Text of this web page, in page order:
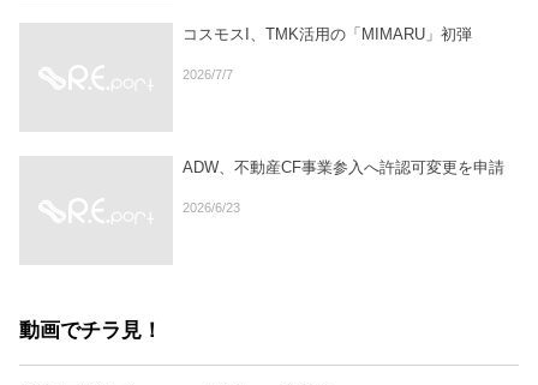
コスモスI、TMK活用の「MIMARU」初弾
2026/7/7
ADW、不動産CF事業参入へ許認可変更を申請
2026/6/23
動画でチラ見！